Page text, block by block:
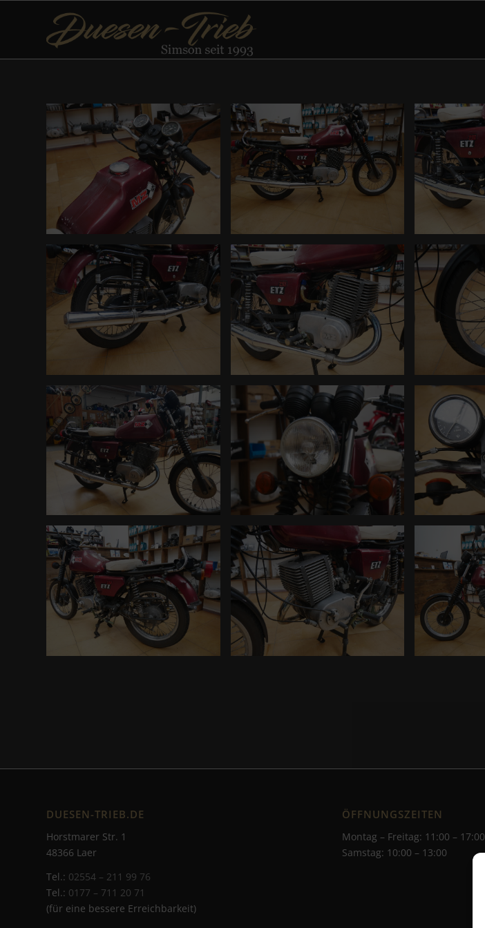
DUESEN-TRIEB.DE
Horstmarer Str. 1
48366 Laer
Tel.: 02554 – 211 99 76
Tel.: 0177 – 711 20 71
(für eine bessere Erreichbarkeit)
ÖFFNUNGSZEITEN
Montag – Freitag: 11:00 – 17:00
Samstag: 10:00 – 13:00